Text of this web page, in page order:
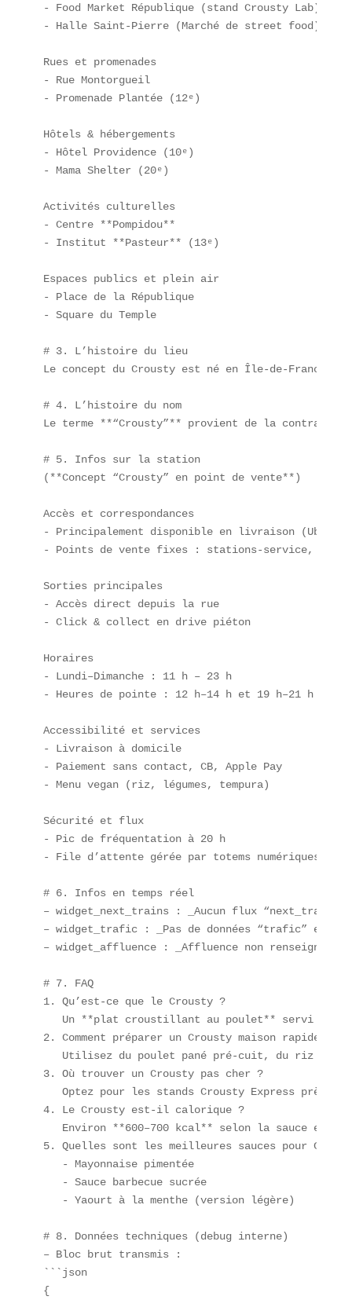
- Food Market République (stand Crousty Lab)
- Halle Saint-Pierre (Marché de street food)
Rues et promenades
- Rue Montorgueil
- Promenade Plantée (12ᵉ)
Hôtels & hébergements
- Hôtel Providence (10ᵉ)
- Mama Shelter (20ᵉ)
Activités culturelles
- Centre **Pompidou**
- Institut **Pasteur** (13ᵉ)
Espaces publics et plein air
- Place de la République
- Square du Temple
# 3. L’histoire du lieu
Le concept du Crousty est né en Île-de-
# 4. L’histoire du nom
Le terme **“Crousty”** provient de la
# 5. Infos sur la station
(**Concept “Crousty” en point de vente**)
Accès et correspondances
- Principalement disponible en livraison (Uber
- Points de vente fixes : stations-service,
Sorties principales
- Accès direct depuis la rue
- Click & collect en drive piéton
Horaires
- Lundi–Dimanche : 11 h – 23 h
- Heures de pointe : 12 h–14 h et 19 h–21 h
Accessibilité et services
- Livraison à domicile
- Paiement sans contact, CB, Apple Pay
- Menu vegan (riz, légumes, tempura)
Sécurité et flux
- Pic de fréquentation à 20 h
- File d’attente gérée par totems numériques
# 6. Infos en temps réel
– widget_next_trains : _Aucun flux
– widget_trafic : _Pas de données “trafic” en
– widget_affluence : _Affluence non renseignée_
# 7. FAQ
1. Qu’est-ce que le Crousty ?
Un **plat croustillant au poulet** servi
2. Comment préparer un Crousty maison
Utilisez du poulet pané pré-cuit, du riz
3. Où trouver un Crousty pas cher ?
Optez pour les stands Crousty Express près
4. Le Crousty est-il calorique ?
Environ **600–700 kcal** selon la sauce et
5. Quelles sont les meilleures sauces pour
   - Mayonnaise pimentée
   - Sauce barbecue sucrée
   - Yaourt à la menthe (version légère)
# 8. Données techniques (debug interne)
– Bloc brut transmis :
```json
{